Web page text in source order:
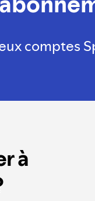
comptes
à